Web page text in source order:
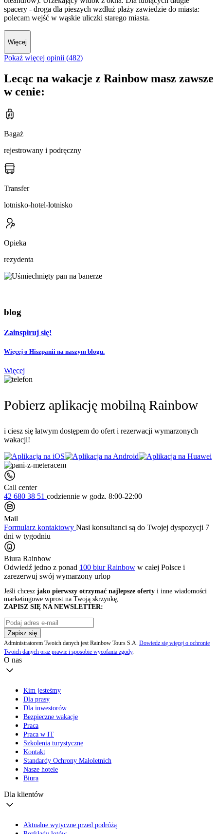
spacery - droga dla pieszych wzdłuż plaży zawiedzie do miasta:
polecam wejść w wąskie uliczki starego miasta.
Więcej
Pokaż więcej opinii (482)
Lecąc na wakacje z Rainbow masz zawsze
w cenie:
Bagaż
rejestrowany i podręczny
Transfer
lotnisko-hotel-lotnisko
Opieka
rezydenta
blog
Zainspiruj się!
Więcej o Hiszpanii na naszym blogu.
Więcej
Pobierz aplikację mobilną Rainbow
i ciesz się łatwym dostępem do ofert i rezerwacji wymarzonych
wakacji!
Call center
42 680 38 51 codziennie w godz. 8:00-22:00
Mail
Formularz kontaktowy Nasi konsultanci są do Twojej dyspozycji 7
dni w tygodniu
Biura Rainbow
Odwiedź jedno z ponad 100 biur Rainbow w całej Polsce i
zarezerwuj swój wymarzony urlop
Jeśli chcesz jako pierwszy otrzymać najlepsze oferty i inne wiadomości
marketingowe wprost na Twoją skrzynkę,
ZAPISZ SIĘ NA NEWSLETTER:
Zapisz się
Administratorem Twoich danych jest Rainbow Tours S.A. Dowiedz się więcej o ochronie
Twoich danych oraz prawie i sposobie wycofania zgody.
O nas
Kim jesteśmy
Dla prasy
Dla inwestorów
Bezpieczne wakacje
Praca
Praca w IT
Szkolenia turystyczne
Kontakt
Standardy Ochrony Małoletnich
Nasze hotele
Biura
Dla klientów
Aktualne wytyczne przed podróżą